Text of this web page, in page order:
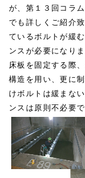
が、第１３回コラ
でも詳しくご紹介
ているボルトが緩
ンスが必要になり
床板を固定する際
構造を用い、更に
けボルトは緩まな
ンスは原則不必要で